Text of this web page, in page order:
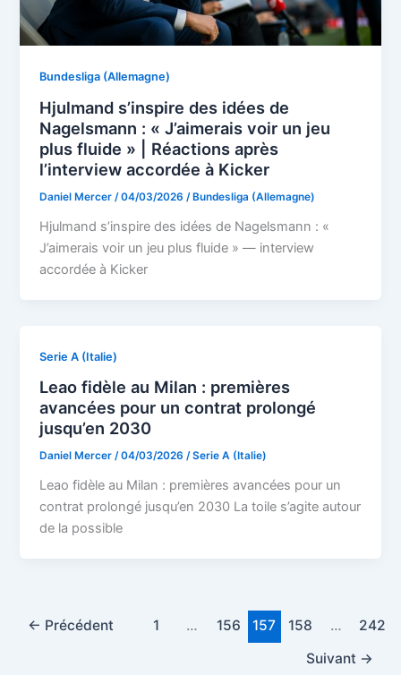
Bundesliga (Allemagne)
Hjulmand s’inspire des idées de
Nagelsmann : « J’aimerais voir un jeu
plus fluide » | Réactions après
l’interview accordée à Kicker
Daniel Mercer/04/03/2026/ Bundesliga (Allemagne)
Hjulmand s’inspire des idées de Nagelsmann : «
J’aimerais voir un jeu plus fluide » — interview
accordée à Kicker
Serie A (Italie)
Leao fidèle au Milan : premières
avancées pour un contrat prolongé
jusqu’en 2030
Daniel Mercer/04/03/2026/Serie A (Italie)
Leao fidèle au Milan : premières avancées pour un
contrat prolongé jusqu’en 2030 La toile s’agite autour
de la possible
← Précédent 1 … 156 157 158 …
242
Suivant →